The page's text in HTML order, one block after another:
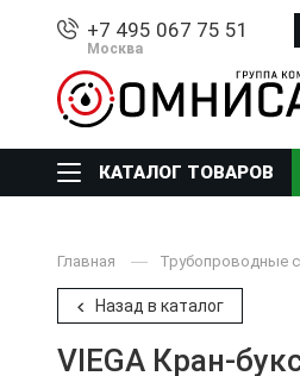
+7 495 067 75 51
Москва
КАТАЛОГ ТОВАРОВ
Главная Трубопроводные
Назад в каталог
VIEGA Кран-